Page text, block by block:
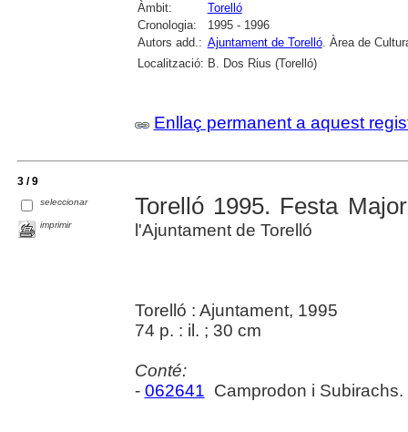
Àmbit:
Torelló
Cronologia:
1995 - 1996
Autors add.: Ajuntament de Torelló. Àrea de
Localització: B. Dos Rius (Torelló)
Enllaç permanent a aquest
3 / 9
seleccionar
imprimir
Torelló 1995. Festa Major
l'Ajuntament de Torelló
Torelló : Ajuntament, 1995
74 p. : il. ; 30 cm
Conté:
- 062641 Camprodon i